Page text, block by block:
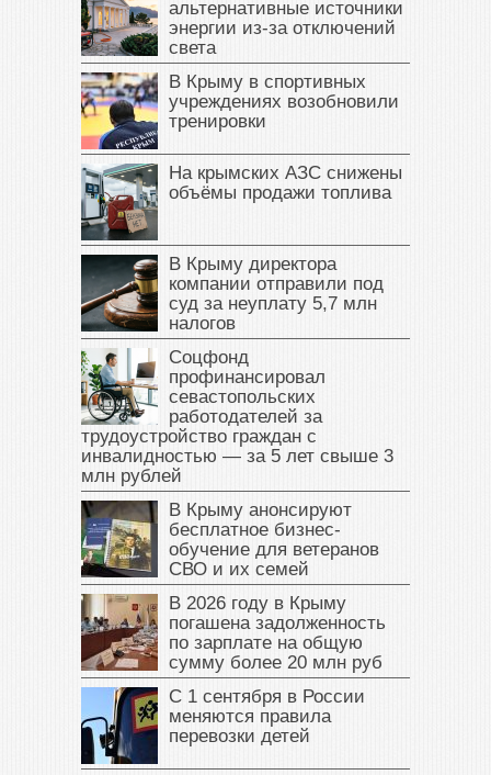
альтернативные источники
энергии из-за отключений
света
В Крыму в спортивных
учреждениях возобновили
тренировки
На крымских АЗС снижены
объёмы продажи топлива
В Крыму директора
компании отправили под
суд за неуплату 5,7 млн
налогов
Соцфонд
профинансировал
севастопольских
работодателей за
трудоустройство граждан с
инвалидностью — за 5 лет свыше 3
млн рублей
В Крыму анонсируют
бесплатное бизнес-
обучение для ветеранов
СВО и их семей
В 2026 году в Крыму
погашена задолженность
по зарплате на общую
сумму более 20 млн руб
С 1 сентября в России
меняются правила
перевозки детей